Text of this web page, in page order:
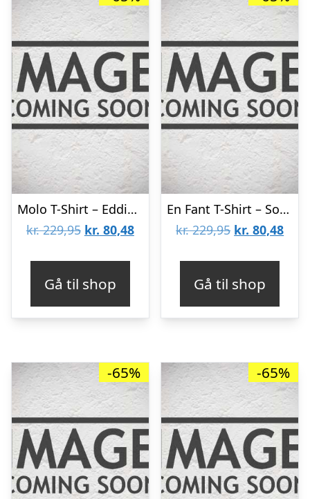
Molo T-Shirt – Eddie – Black Rock City
kr.229,95 Den
kr. 229,95.
kr. 80,48Den
kr. 80,48.
Gå til shop
En Fant T-Shirt – Sort m. Blomster
kr.229,95 Den
kr. 229,95.
kr. 80,48Den
kr.
Gå til shop
-65% -65%